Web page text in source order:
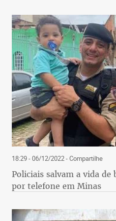
televisão. Zemmour é o
francês da atualidade e
um rifle numa feira de
pública e o apontou para
acompanhavam. Dizia
Suficiente para que
beneficiassem quando o
18:29 - 06/12/2022- Compartilhe
Policiais salvam a vida de
por telefone em Minas